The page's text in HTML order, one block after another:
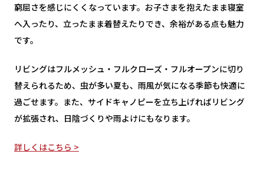
窮屈さを感じにくくなっています。お子さまを抱えたまま寝室
へ入ったり、立ったまま着替えたりでき、余裕がある点も魅力
です。
リビングはフルメッシュ・フルクローズ・フルオープンに切り
替えられるため、虫が多い夏も、雨風が気になる季節も快適に
過ごせます。また、サイドキャノピーを立ち上げればリビング
が拡張され、日陰づくりや雨よけにもなります。
詳しくはこちら >